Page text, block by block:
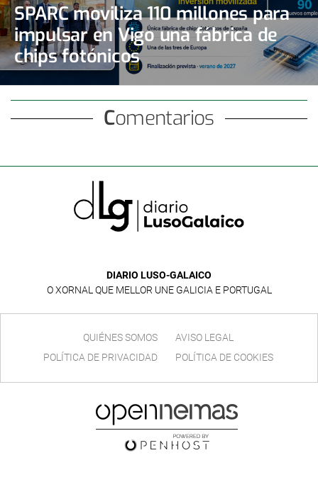
SPARC moviliza 110 millones para
impulsar en Vigo una fábrica de
chips fotónicos
Comentarios
DIARIO LUSO-GALAICO
O XORNAL QUE MELLOR UNE GALICIA E PORTUGAL
QUIÉNES SOMOS
AVISO LEGAL
POLÍTICA DE PRIVACIDAD
POLÍTICA DE COOKIES